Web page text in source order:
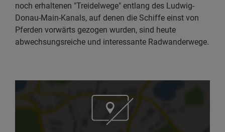
noch erhaltenen "Treidelwege" entlang des Ludwig-
Donau-Main-Kanals, auf denen die Schiffe einst von
Pferden vorwärts gezogen wurden, sind heute
abwechsungsreiche und interessante Radwanderwege.